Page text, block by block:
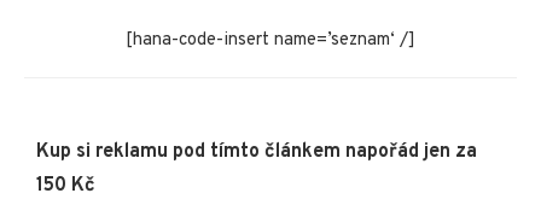
[hana-code-insert name=’seznam‘ /]
Kup si reklamu pod tímto článkem napořád jen za
150 Kč